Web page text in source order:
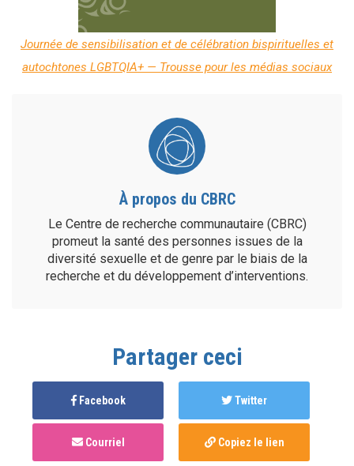
Journée de sensibilisation et de célébration bispirituelles et
autochtones LGBTQIA+ — Trousse pour les médias sociaux
À propos du CBRC
Le Centre de recherche communautaire (CBRC)
promeut la santé des personnes issues de la
diversité sexuelle et de genre par le biais de la
recherche et du développement d’interventions.
Partager ceci
Facebook Twitter
Courriel Copiez le lien